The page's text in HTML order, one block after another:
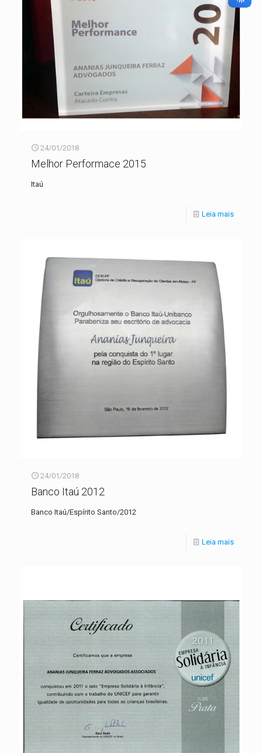
24/01/2018
Melhor Performace 2015
Itaú
Leia mais
24/01/2018
Banco Itaú 2012
Banco Itaú/Espírito Santo/2012
Leia mais